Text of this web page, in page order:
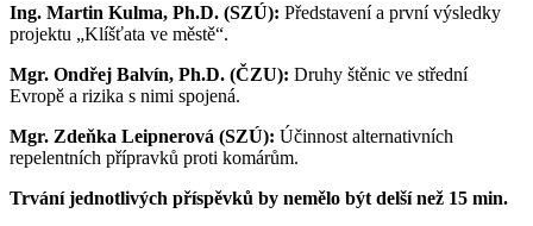
Ing. Martin Kulma, Ph.D. (SZÚ): Představení a první výsledky
projektu „Klíšťata ve městě“.
Mgr. Ondřej Balvín, Ph.D. (ČZU): Druhy štěnic ve střední
Evropě a rizika s nimi spojená.
Mgr. Zdeňka Leipnerová (SZÚ): Účinnost alternativních
repelentních přípravků proti komárům.
Trvání jednotlivých příspěvků by nemělo být delší než 15 min.